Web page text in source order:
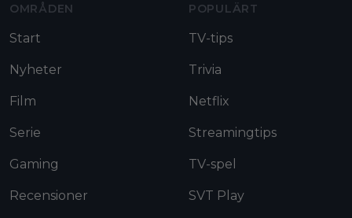
OMRÅDEN
Start
Nyheter
Film
Serie
Gaming
Recensioner
POPULÄRT
TV-tips
Trivia
Netflix
Streamingtips
TV-spel
SVT Play